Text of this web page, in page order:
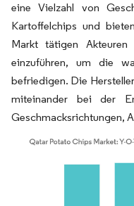
eine Vielzahl von
Kartoffelchips und
Markt tätigen Akteuren
einzuführen, um die
befriedigen. Die
miteinander bei der
Geschmacksrichtungen,